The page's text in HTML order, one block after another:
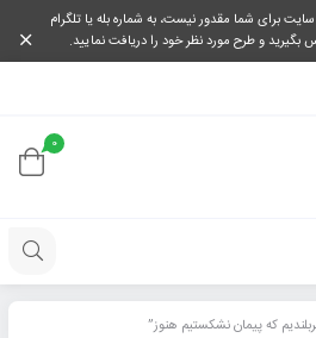
برای شما مقدور نیست، به شماره بله یا تلگرام
0
که پیمان نشکستیم هنوز”